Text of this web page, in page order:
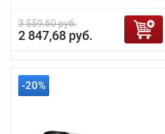
3 559,60 руб.
2 847,68 руб.
-20%